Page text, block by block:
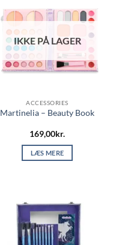
Mulighederne
vælges
varesiden
IKKE PÅ LAGER
ACCESSORIES
Martinelia – Beauty Book
169,00kr.
LÆS MERE